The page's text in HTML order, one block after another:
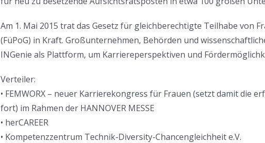
Am 1. Mai 2015 trat das Gesetz für gleichberechtigte Teilhabe von
(FüPoG) in Kraft. Großunternehmen, Behörden und
INGenie als Plattform, um Karriereperspektiven und
Verteiler:
• FEMWORX – neuer Karrierekongress für Frauen (setzt damit die
fort) im Rahmen der HANNOVER MESSE
• herCAREER
• Kompetenzzentrum Technik-Diversity-Chancengleichheit e.V.